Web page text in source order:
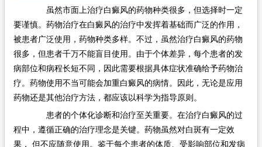
虽然市面上治疗白癜风的药物种类很多，但选择时一定
要谨慎。药物治疗在白癜风的治疗中发挥着基础而广泛的作用，
被患者广泛使用，药物种类多样。不过，虽然治疗白癜风的药物
很多，但患者千万不能盲目使用。由于个体差异，每个患者的发
病部位和病程长短不同，因此需要根据具体症状准确给予药物治
疗。药物使用不当可能会加重白癜风的病情。因此，无论是应用
药物还是其他治疗方法，都应该以科学为指导原则。
患者的个体化诊断和治疗至关重要。在治疗白癜风的过
程中，遵循正确的治疗理念是关键。药物虽然对白斑有一定效
果， 但不应随意使用。鉴于每个患者的体质、受影响部位和发病